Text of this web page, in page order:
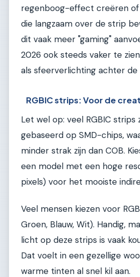
regenboog-effect creëren
die langzaam over de strip
dit vaak meer "gaming"
2026 ook steeds vaker te
als sfeerverlichting achter de
RGBIC strips: Voor de
Let wel op: veel RGBIC strips
gebaseerd op SMD-chips,
minder strak zijn dan COB.
een model met een hoge
pixels) voor het mooiste
Veel mensen kiezen voor
Groen, Blauw, Wit). Handig,
licht op deze strips is vaak
Dat voelt in een gezellige
warme tinten al snel kil aan.